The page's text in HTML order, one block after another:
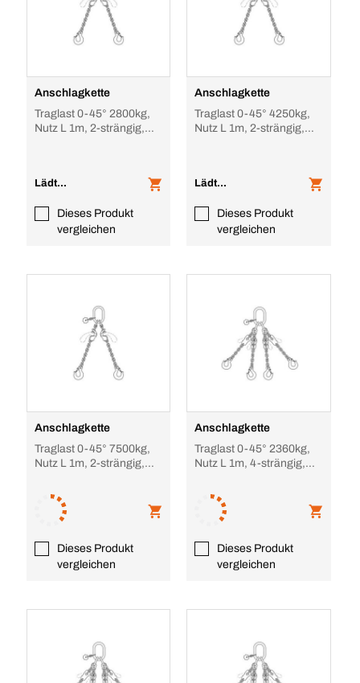
Anschlagkette
Traglast 0-45° 2800kg,
Nutz L 1m, 2-strängig,
Lädt...
Dieses Produkt
vergleichen
Anschlagkette
Traglast 0-45° 4250kg,
Nutz L 1m, 2-strängig,
Lädt...
Dieses Produkt
vergleichen
Anschlagkette
Traglast 0-45° 7500kg,
Nutz L 1m, 2-strängig,
Dieses Produkt
vergleichen
Anschlagkette
Traglast 0-45° 2360kg,
Nutz L 1m, 4-strängig,
Dieses Produkt
vergleichen